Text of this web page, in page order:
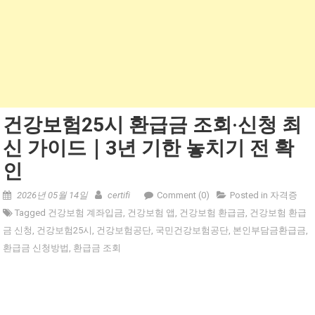
건강보험25시 환급금 조회·신청 최
신 가이드｜3년 기한 놓치기 전 확
인
2026년 05월 14일 certifi Comment (0) Posted in 자격증
Tagged 건강보험 계좌입금, 건강보험 앱 , 건강보험 환급금, 건강보험 환급
금 신청 , 건강보험25시 , 건강보험공단, 국민건강보험공단, 본인부담금환급금,
환급금 신청방법 , 환급금 조회